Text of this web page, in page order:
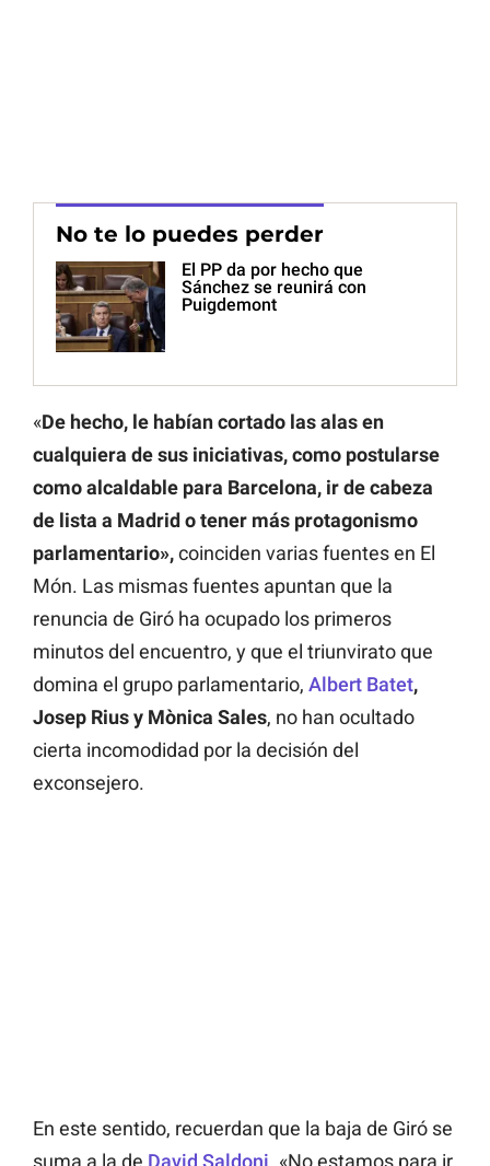
No te lo puedes perder
El PP da por hecho que
Sánchez se reunirá con
Puigdemont
«De hecho, le habían cortado las alas en
cualquiera de sus iniciativas, como postularse
como alcaldable para Barcelona, ir de cabeza
de lista a Madrid o tener más protagonismo
parlamentario»,coinciden varias fuentes en El
Món. Las mismas fuentes apuntan que la
renuncia de Giró ha ocupado los primeros
minutos del encuentro, y que el triunvirato que
domina el grupo parlamentario, Albert Batet,
Josep Rius y Mònica Sales, no han ocultado
cierta incomodidad por la decisión del
exconsejero.
En este sentido, recuerdan que la baja de Giró se
suma a la de David Saldoni . «No estamos para ir